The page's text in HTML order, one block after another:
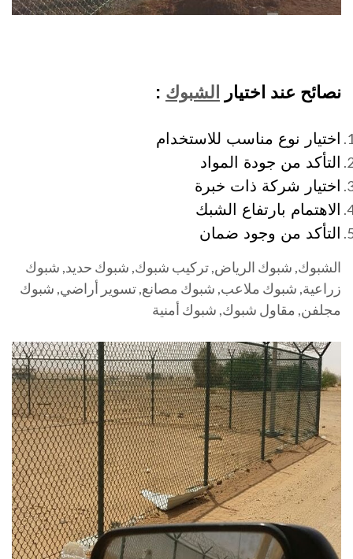
نصائح عند اختيار الشبوك :
اختيار نوع مناسب للاستخدام
التأكد من جودة المواد
اختيار شركة ذات خبرة
الاهتمام بارتفاع الشبك
التأكد من وجود ضمان
الشبوك, شبوك الرياض, تركيب شبوك, شبوك حديد, شبوك
زراعية, شبوك ملاعب, شبوك مصانع, تسوير أراضي, شبوك
مجلفن, مقاول شبوك, شبوك أمنية